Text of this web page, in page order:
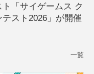
「サイゲームス ク
スト2026」が開催
一覧